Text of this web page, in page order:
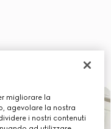
migliorare la
agevolare la nostra
i nostri contenuti